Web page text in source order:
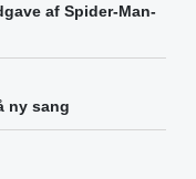
af Spider-Man-
ny sang